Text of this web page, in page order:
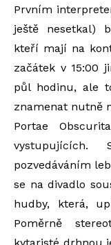
Prvním
ještě nesetkal)
kteří mají na
začátek v 15:00
půl hodinu, ale
znamenat nutně
Portae
pozvedáváním
se na divadlo
hudby, která,
Poměrně